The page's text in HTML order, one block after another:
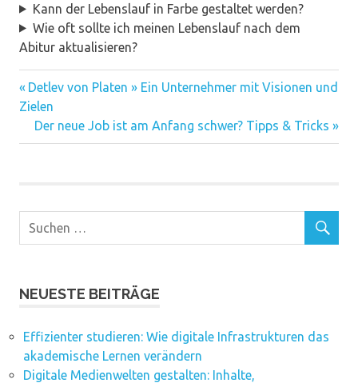
Kann der Lebenslauf in Farbe gestaltet werden?
Wie oft sollte ich meinen Lebenslauf nach dem
Abitur aktualisieren?
Beitragsnavigation
Vorheriger
Beitrag:
Detlev von Platen » Ein Unternehmer mit Visionen und
Zielen
Nächster
Beitrag:
Der neue Job ist am Anfang schwer? Tipps & Tricks
NEUESTE BEITRÄGE
Effizienter studieren: Wie digitale Infrastrukturen das
akademische Lernen verändern
Digitale Medienwelten gestalten: Inhalte,